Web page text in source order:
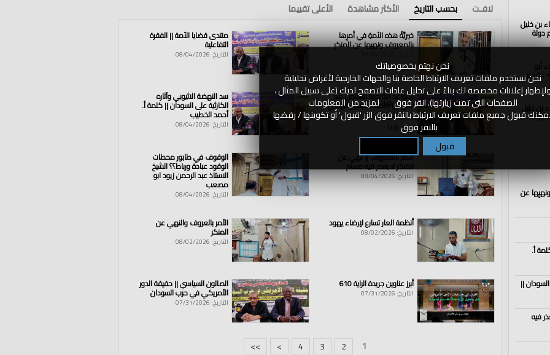
نحن نهتم بخصوصياتك
نحن نستخدم ملفات تعريف الارتباط الخاصة بنا والجهات الخارجية لأغراض تحليلية
ولإظهار إعلانات مخصصة لك بناءً على تحليل عادات التصفح لديك (على سبيل المثال ،
الصفحات التي تمت زيارتها). انقر فوق لمزيد من المعلومات
قبول جميع ملفات تعريف الارتباط بالنقر فوق الزر 'قبول' أو تكوينها / رفضها
بالنقر فوق
قبول
بن خليل
الــ102 لهدم دولة
مترجم
خليل
عن
أ.
السودان ||
فيه
لافـت بحسب التاريخ الأكثر مشاهدة الأعلى تقييما
خيريَّةُ هذه الأمةِ في أمرِها
بالمعروفِ ونهيِها عن المنكرِ
منتدى قضايا الأمة || الفقرة
التفاعلية
التاريخ: 08/04/2026
القواعد الشرعية للتعامل مع
الأنهار || كلمة أ. حسين الهادي
التاريخ: 08/04/2026
سد النهضة الاثيوبي وآثاره
الكارثية على السودان || كلمة أ.
أحمد الخطيب
التاريخ: 08/04/2026
الأمر بالمعروف و نهي عن
المنكر لا يعذر فيه مسلم
التاريخ: 08/04/2026
الوقوف في طابور محطات
الوقود عبادة ورباط؟؟ الشيخ
الاستاذ عبد الرحمن زيود ابو
مصعب
التاريخ: 08/04/2026
أنظمة العار تسارع لإرضاء يهود
التاريخ: 08/02/2026
الأمر بالعروف والنهي عن
المنكر
التاريخ: 08/02/2026
أبرز عناوين جريدة الراية 610
التاريخ: 07/31/2026
الصالون السياسي || حقيقة الدور
الأمريكي في حرب السودان
التاريخ: 07/31/2026
1
2
3
4
>
>>